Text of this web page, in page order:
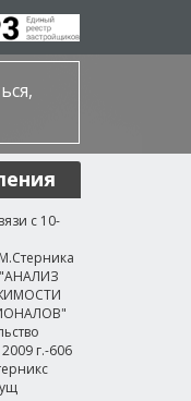
с 10-
"АНАЛИЗ
г.-606